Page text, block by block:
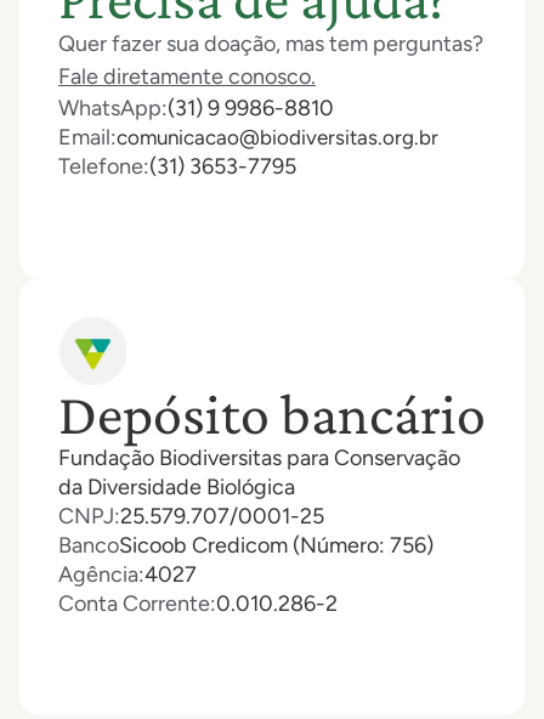
Quer fazer sua doação, mas tem perguntas?
Fale diretamente conosco.
WhatsApp:(31) 9 9986-8810
Email:comunicacao@biodiversitas.org.br
Telefone:(31) 3653-7795
Depósito bancário
Fundação Biodiversitas para Conservação
da Diversidade Biológica
CNPJ:25.579.707/0001-25
BancoSicoob Credicom (Número: 756)
Agência:4027
Conta Corrente:0.010.286-2